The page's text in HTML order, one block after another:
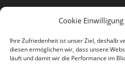
Cookie
Ihre Zufriedenheit ist unser Ziel, deshalb
diesen ermöglichen wir, dass unsere
läuft und damit wir die Performance im
AGB
EULA
Datenschutzerklärung